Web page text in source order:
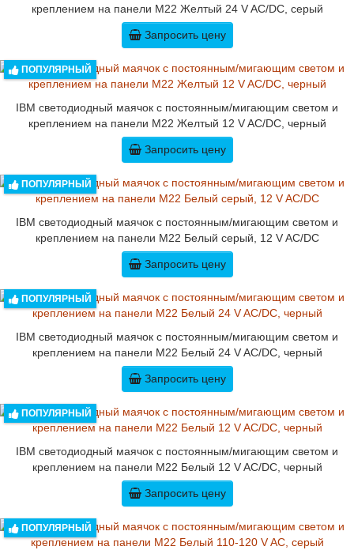
креплением на панели M22 Желтый 24 V AC/DC, серый
Запросить цену
ПОПУЛЯРНЫЙ
IBM светодиодный маячок с постоянным/мигающим светом и
креплением на панели M22 Желтый 12 V AC/DC, черный
Запросить цену
ПОПУЛЯРНЫЙ
IBM светодиодный маячок с постоянным/мигающим светом и
креплением на панели M22 Белый серый, 12 V AC/DC
Запросить цену
ПОПУЛЯРНЫЙ
IBM светодиодный маячок с постоянным/мигающим светом и
креплением на панели M22 Белый 24 V AC/DC, черный
Запросить цену
ПОПУЛЯРНЫЙ
IBM светодиодный маячок с постоянным/мигающим светом и
креплением на панели M22 Белый 12 V AC/DC, черный
Запросить цену
ПОПУЛЯРНЫЙ